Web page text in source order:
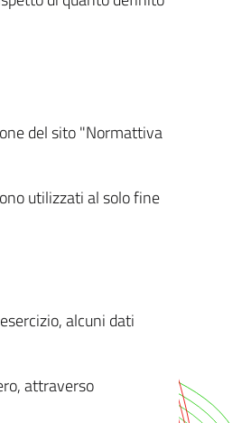
del sito "Normattiva
utilizzati al solo fine
alcuni dati
attraverso